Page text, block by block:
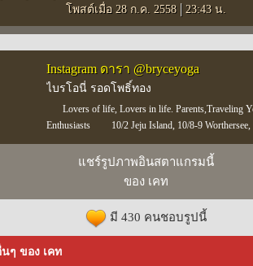
โพสต์เมื่อ 28 ก.ค. 2558 | 23:43 น.
Instagram ดารา @bryceyoga
ไบรโอนี่ รอดโพธิ์ทอง
️Lovers of life, Lovers in life. Parents,Traveling
Enthusiasts
10/2 Jeju Island, 10/8-9
แชร์รูปภาพอินสตาแกรมนี้
ของ เคท
มี 430 คนชอบรูปนี้
ๆ ของ เคท